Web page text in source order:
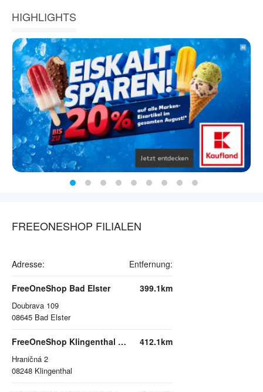
HIGHLIGHTS
FREEONESHOP FILIALEN
Adresse: Entfernung:
FreeOneShop Bad Elster
Doubrava 109
08645 Bad Elster
399.1km
FreeOneShop Klingenthal Einkaufszentrum „Zollamt“
Hraničná 2
08248 Klingenthal
412.1km